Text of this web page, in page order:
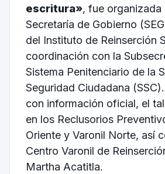
escritura», fue organizada
Secretaría de Gobierno
del Instituto de Reinserción
coordinación con la
Sistema Penitenciario de la
Seguridad Ciudadana
con información oficial, el
en los Reclusorios
Oriente y Varonil Norte, así
Centro Varonil de
Martha Acatitla.